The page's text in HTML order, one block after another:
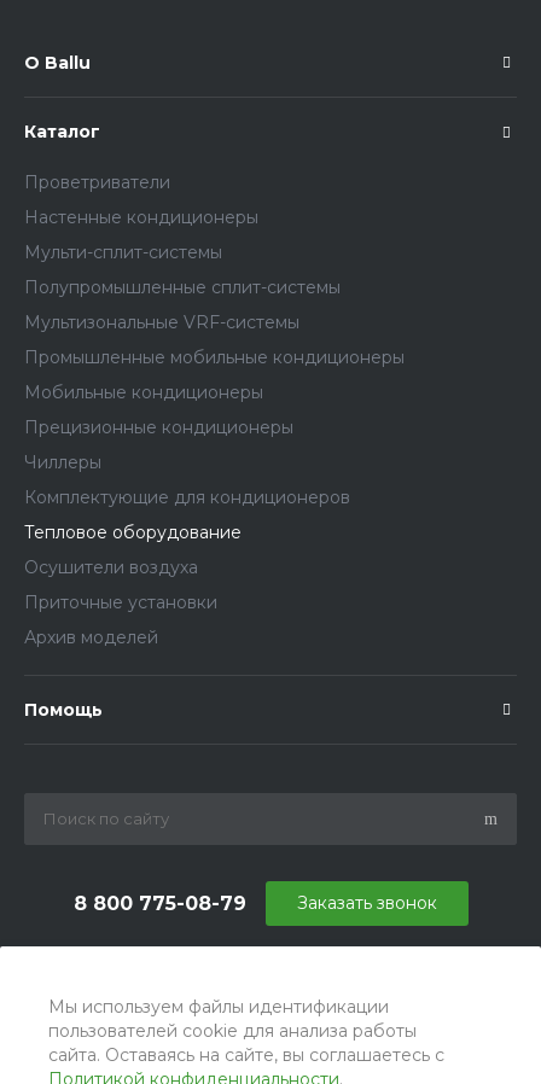
Мы используем файлы идентификации
пользователей cookie для анализа работы
сайта. Оставаясь на сайте, вы соглашаетесь с
Политикой конфиденциальности.
О Ballu
Каталог
Проветриватели
Настенные кондиционеры
Мульти-сплит-системы
Полупромышленные сплит-системы
Мультизональные VRF-системы
Промышленные мобильные кондиционеры
Мобильные кондиционеры
Прецизионные кондиционеры
Чиллеры
Комплектующие для кондиционеров
Тепловое оборудование
Осушители воздуха
Приточные установки
Архив моделей
Помощь
8 800 775-08-79
г. Москва, БЦ Вятский, ул. Вятская д.70, офис 715
Заказать звонок